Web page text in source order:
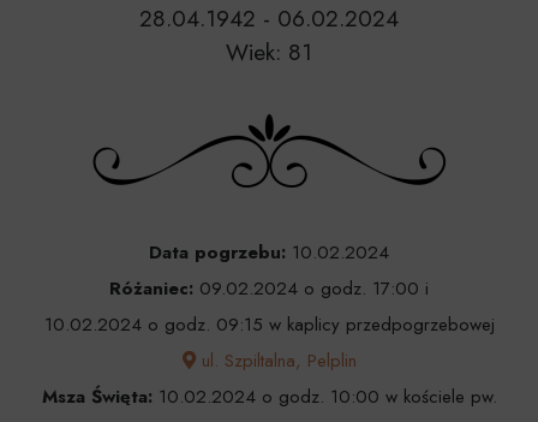
28.04.1942 - 06.02.2024
Wiek: 81
Data pogrzebu: 10.02.2024
Różaniec: 09.02.2024 o godz. 17:00 i
10.02.2024 o godz. 09:15 w kaplicy przedpogrzebowej
ul. Szpiltalna, Pelplin
Msza Święta: 10.02.2024 o godz. 10:00 w kościele pw.